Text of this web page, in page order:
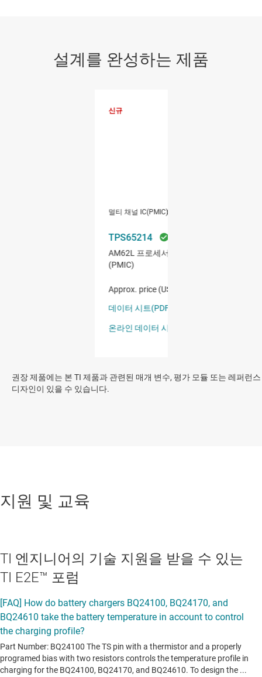
권장 제품에는 본 TI 제품과 관련된 매개 변수, 평가 모듈 또는 레퍼런스
디자인이 있을 수 있습니다.
지원 및 교육
TI 엔지니어의 기술 지원을 받을 수 있는
TI E2E™ 포럼